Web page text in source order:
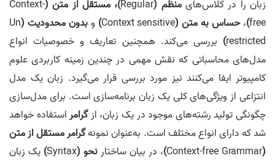
زبان‌ را در کلاس‌هایمنظم (
Regular)، مستقل ‌از‌ متن (Context-
free
)،حساس به متن (Context sensitive
) وبدون محدودیت (
Un
restricted
) بررسی می‌کند. همچنین تعاریف و خصوصیات انواع
مدل‌های محاسباتی که نقش مهمی در چندین زمینه کاربردی علوم
کامپیوتر ایفا می‌کنند نیز مورد بررسی قرار می‌گیرد. زبان یک مدل
انتزاعی از ویژگی‌های کلی یک زبان برنامه‌سازی است. برای مدل‌سازی
چگونگی تولید رشته‌های موجود در یک زبان، ازگرامراستفاده خواهد
شد که دارای انواع مختلف است. به‌عنوان نمونهگرامر مستقل ‌از‌ متن
(
Context-free Grammar
)، در بیان ساختار نحو (Syntax
) یک زبان‌